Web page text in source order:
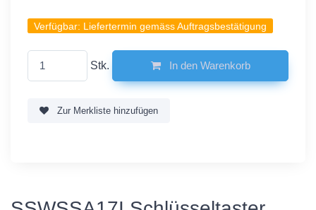
Verfügbar: Liefertermin gemäss Auftragsbestätigung
Stk. In den Warenkorb
Zur Merkliste hinzufügen